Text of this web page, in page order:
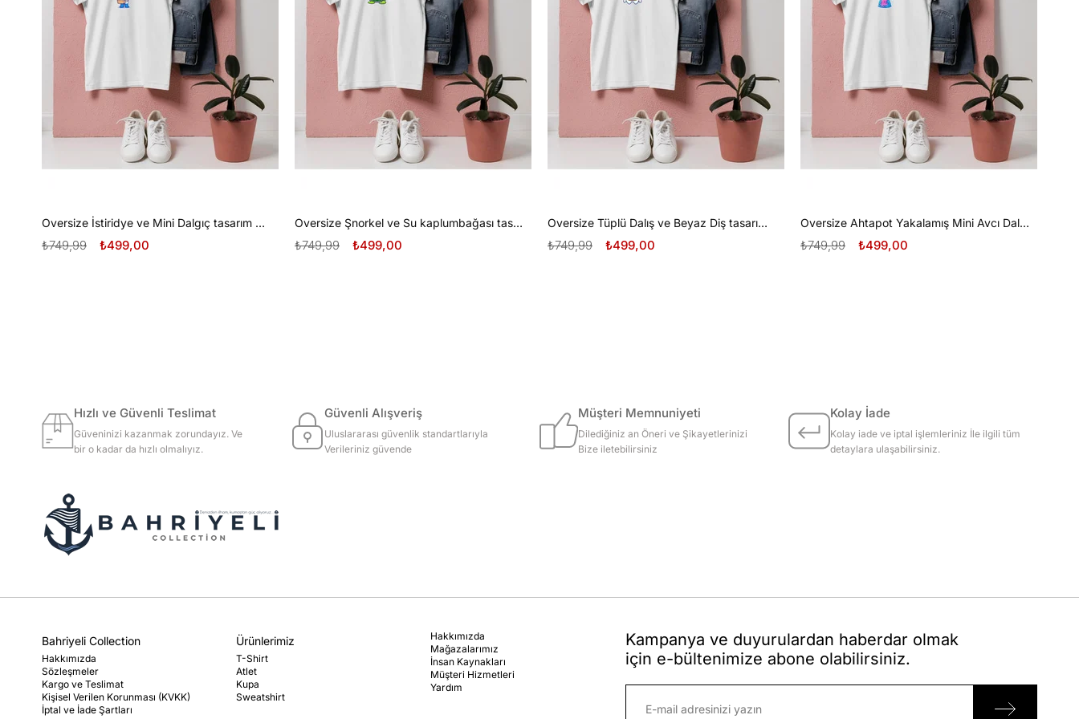
Oversize İstiridye ve Mini Dalgıç tasarım unisex T-shirt
₺499,00
₺749,99
Oversize Şnorkel ve Su kaplumbağası tasarım unisex T-shirt
₺499,00
₺749,99
Oversize Tüplü Dalış ve Beyaz Diş tasarım unisex T-shirt
₺499,00
₺749,99
Oversize Ahtapot Yakalamış Mini Avcı Dalgıç Tasarım unisex T-shirt
₺499,00
₺749,99
Hızlı ve Güvenli Teslimat
Güveninizi kazanmak zorundayız. Ve
bir o kadar da hızlı olmalıyız.
Güvenli Alışveriş
Uluslararası güvenlik standartlarıyla
Verileriniz güvende
Müşteri Memnuniyeti
Dilediğiniz an Öneri ve Şikayetlerinizi
Bize iletebilirsiniz
Kolay İade
Kolay iade ve iptal işlemleriniz İle ilgili tüm
detaylara ulaşabilirsiniz.
Bahriyeli Collection
Hakkımızda
Sözleşmeler
Kargo ve Teslimat
Kişisel Verilen Korunması (KVKK)
İptal ve İade Şartları
Ürünlerimiz
T-Shirt
Atlet
Kupa
Sweatshirt
Hakkımızda
Mağazalarımız
İnsan Kaynakları
Müşteri Hizmetleri
Yardım
Kampanya ve duyurulardan haberdar olmak
için e-bültenimize abone olabilirsiniz.